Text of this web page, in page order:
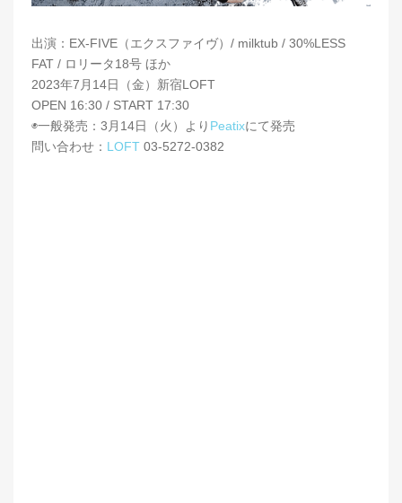
出演：EX-FIVE（エクスファイヴ）/ milktub / 30%LESS
FAT / ロリータ18号 ほか
2023年7月14日（金）新宿LOFT
OPEN 16:30 / START 17:30
◉一般発売：3月14日（火）より Peatixにて発売
問い合わせ： LOFT 03-5272-0382